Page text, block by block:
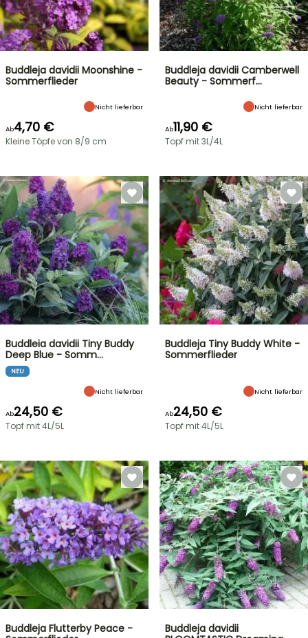
Buddleja davidii Moonshine -
Sommerflieder
Nicht lieferbar
Ab4,70 €
Kleine Töpfe von 8/9 cm
Buddleja davidii Camberwell
Beauty - Sommerf…
Nicht lieferbar
Ab11,90 €
Topf mit 3L/4L
Buddleia davidii Tiny Buddy
Deep Blue - Somm…
NEU
Nicht lieferbar
Ab24,50 €
Topf mit 4L/5L
Buddleja Tiny Buddy White -
Sommerflieder
Nicht lieferbar
Ab24,50 €
Topf mit 4L/5L
Buddleja Flutterby Peace -
Buddleja davidii